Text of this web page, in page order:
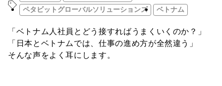
ペタビットグローバルソリューションズ
ベトナム
「ベトナム人社員とどう接すればうまくいくのか？」
「日本とベトナムでは、仕事の進め方が全然違う」
そんな声をよく耳にします。